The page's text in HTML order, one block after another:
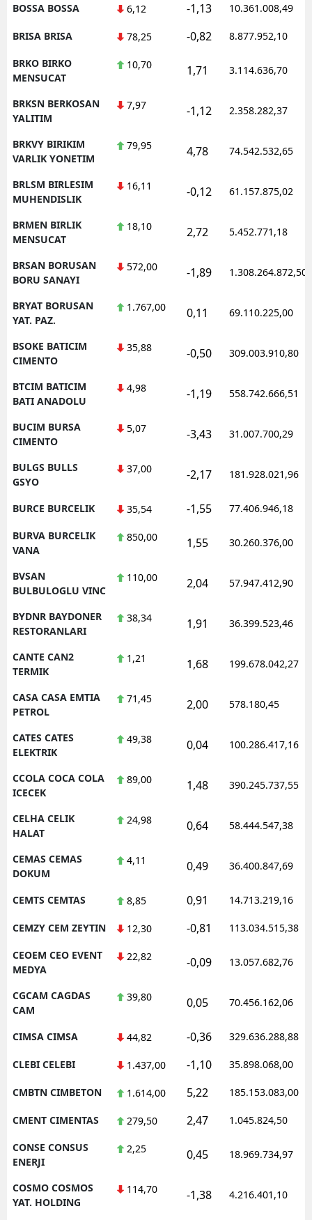
BOSSA BOSSA 6,12 -1,13 10.361.008,49
BRISA BRISA 78,25 -0,82 8.877.952,10
BRKO BIRKO
MENSUCAT
10,70 1,71 3.114.636,70
BRKSN BERKOSAN
YALITIM
7,97 -1,12 2.358.282,37
BRKVY BIRIKIM
VARLIK YONETIM
79,95 4,78 74.542.532,65
BRLSM BIRLESIM
MUHENDISLIK
16,11 -0,12 61.157.875,02
BRMEN BIRLIK
MENSUCAT
18,10 2,72 5.452.771,18
BRSAN BORUSAN
BORU SANAYI
572,00 -1,89 1.308.264.872,50
BRYAT BORUSAN
YAT. PAZ.
1.767,00 0,11 69.110.225,00
BSOKE BATICIM
CIMENTO
35,88 -0,50 309.003.910,80
BTCIM BATICIM
BATI ANADOLU
4,98 -1,19 558.742.666,51
BUCIM BURSA
CIMENTO
5,07 -3,43 31.007.700,29
BULGS BULLS
GSYO
37,00 -2,17 181.928.021,96
BURCE BURCELIK 35,54 -1,55 77.406.946,18
BURVA BURCELIK
VANA
850,00 1,55 30.260.376,00
BVSAN
BULBULOGLU VINC
110,00 2,04 57.947.412,90
BYDNR BAYDONER
RESTORANLARI
38,34 1,91 36.399.523,46
CANTE CAN2
TERMIK
1,21 1,68 199.678.042,27
CASA CASA EMTIA
PETROL
71,45 2,00 578.180,45
CATES CATES
ELEKTRIK
49,38 0,04 100.286.417,16
CCOLA COCA COLA
ICECEK
89,00 1,48 390.245.737,55
CELHA CELIK
HALAT
24,98 0,64 58.444.547,38
CEMAS CEMAS
DOKUM
4,11 0,49 36.400.847,69
CEMTS CEMTAS 8,85 0,91 14.713.219,16
CEMZY CEM ZEYTIN 12,30 -0,81 113.034.515,38
CEOEM CEO EVENT
MEDYA
22,82 -0,09 13.057.682,76
CGCAM CAGDAS
CAM
39,80 0,05 70.456.162,06
CIMSA CIMSA 44,82 -0,36 329.636.288,88
CLEBI CELEBI 1.437,00 -1,10 35.898.068,00
CMBTN CIMBETON 1.614,00 5,22 185.153.083,00
CMENT CIMENTAS 279,50 2,47 1.045.824,50
CONSE CONSUS
ENERJI
2,25 0,45 18.969.734,97
COSMO COSMOS
YAT. HOLDING
114,70 -1,38 4.216.401,10